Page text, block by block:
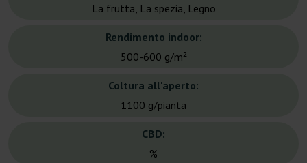
La frutta, La spezia, Legno
Rendimento indoor:
500-600 g/m²
Coltura all'aperto:
1100 g/pianta
CBD:
%